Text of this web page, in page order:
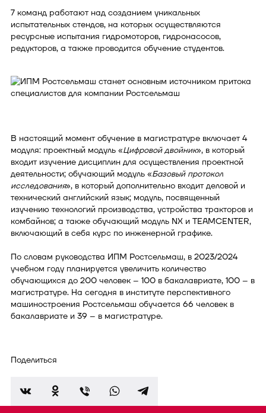
7 команд работают над созданием уникальных
испытательных стендов, на которых осуществляются
ресурсные испытания гидромоторов, гидронасосов,
редукторов, а также проводится обучение студентов.
В настоящий момент обучение в магистратуре включает 4
модуля: проектный модуль «Цифровой двойник», в который
входит изучение дисциплин для осуществления проектной
деятельности; обучающий модуль «Базовый протокол
исследования», в который дополнительно входит деловой и
технический английский язык; модуль, посвященный
изучению технологий производства, устройства тракторов и
комбайнов; а также обучающий модуль NX и TEAMCENTER,
включающий в себя курс по инженерной графике.
По словам руководства ИПМ Ростсельмаш, в 2023/2024
учебном году планируется увеличить количество
обучающихся до 200 человек – 100 в бакалавриате, 100 – в
магистратуре. На сегодня в институте перспективного
машиностроения Ростсельмаш обучается 66 человек в
бакалавриате и 39 – в магистратуре.
Поделиться